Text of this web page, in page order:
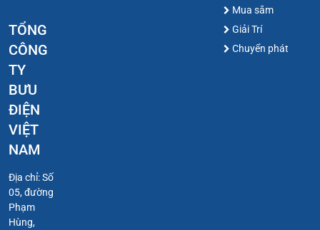
TỔNG
CÔNG
TY
BƯU
ĐIỆN
VIỆT
NAM
Địa chỉ: Số
05, đường
Phạm
Hùng,
Mua sắm
Giải Trí
Chuyển phát